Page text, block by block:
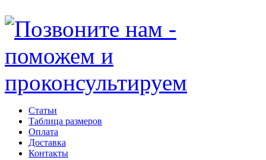
Статьи
Таблица размеров
Оплата
Доставка
Контакты